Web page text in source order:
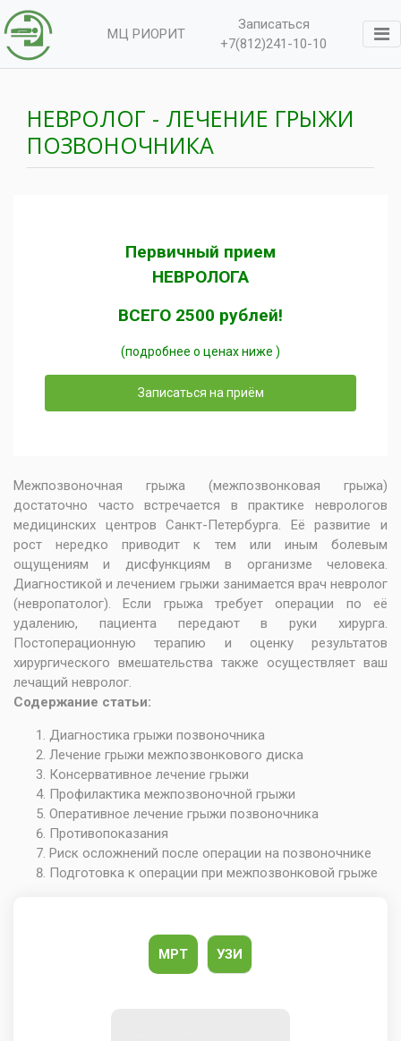
МЦ РИОРИТ
Записаться
+7(812)241-10-10
НЕВРОЛОГ - ЛЕЧЕНИЕ ГРЫЖИ
ПОЗВОНОЧНИКА
Первичный прием
НЕВРОЛОГА
ВСЕГО 2500 рублей!
(подробнее о ценах ниже )
Записаться на приём
Межпозвоночная грыжа (межпозвонковая грыжа)
достаточно часто встречается в практике неврологов
медицинских центров Санкт-Петербурга. Её развитие и
рост нередко приводит к тем или иным болевым
ощущениям и дисфункциям в организме человека.
Диагностикой и лечением грыжи занимается врач невролог
(невропатолог). Если грыжа требует операции по её
удалению, пациента передают в руки хирурга.
Постоперационную терапию и оценку результатов
хирургического вмешательства также осуществляет ваш
лечащий невролог.
Содержание статьи:
Диагностика грыжи позвоночника
Лечение грыжи межпозвонкового диска
Консервативное лечение грыжи
Профилактика межпозвоночной грыжи
Оперативное лечение грыжи позвоночника
Противопоказания
Риск осложнений после операции на позвоночнике
Подготовка к операции при межпозвонковой грыже
МРТ УЗИ